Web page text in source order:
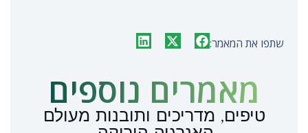
שתפו את המאמר:
מאמרים נוספים​
טיפים, מדריכים ותובנות מעולם